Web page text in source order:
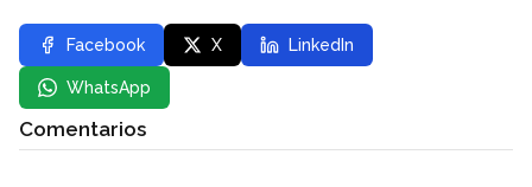
Facebook X LinkedIn
WhatsApp
Comentarios